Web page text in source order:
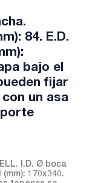
84. E.D.
bajo el
fijar
un asa
I.D. Ø boca
170x340.